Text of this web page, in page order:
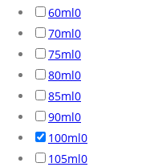
60ml0
70ml0
75ml0
80ml0
85ml0
90ml0
100ml0
105ml0